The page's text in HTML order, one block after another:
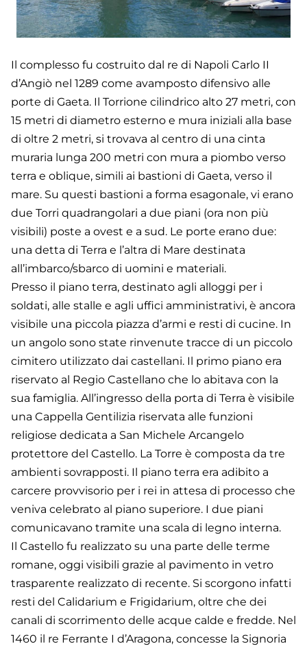
Il complesso fu costruito dal re di Napoli Carlo II
d’Angiò nel 1289 come avamposto difensivo alle
porte di Gaeta. Il Torrione cilindrico alto 27 metri, con
15 metri di diametro esterno e mura iniziali alla base
di oltre 2 metri, si trovava al centro di una cinta
muraria lunga 200 metri con mura a piombo verso
terra e oblique, simili ai bastioni di Gaeta, verso il
mare. Su questi bastioni a forma esagonale, vi erano
due Torri quadrangolari a due piani (ora non più
visibili) poste a ovest e a sud. Le porte erano due:
una detta di Terra e l’altra di Mare destinata
all’imbarco/sbarco di uomini e materiali.
Presso il piano terra, destinato agli alloggi per i
soldati, alle stalle e agli uffici amministrativi, è ancora
visibile una piccola piazza d’armi e resti di cucine. In
un angolo sono state rinvenute tracce di un piccolo
cimitero utilizzato dai castellani. Il primo piano era
riservato al Regio Castellano che lo abitava con la
sua famiglia. All’ingresso della porta di Terra è visibile
una Cappella Gentilizia riservata alle funzioni
religiose dedicata a San Michele Arcangelo
protettore del Castello. La Torre è composta da tre
ambienti sovrapposti. Il piano terra era adibito a
carcere provvisorio per i rei in attesa di processo che
veniva celebrato al piano superiore. I due piani
comunicavano tramite una scala di legno interna.
Il Castello fu realizzato su una parte delle terme
romane, oggi visibili grazie al pavimento in vetro
trasparente realizzato di recente. Si scorgono infatti
resti del Calidarium e Frigidarium, oltre che dei
canali di scorrimento delle acque calde e fredde. Nel
1460 il re Ferrante I d’Aragona, concesse la Signoria